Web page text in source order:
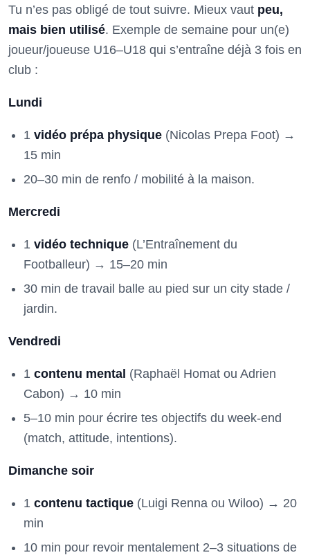
Tu n’es pas obligé de tout suivre. Mieux vaut peu,
mais bien utilisé. Exemple de semaine pour un(e)
joueur/joueuse U16–U18 qui s’entraîne déjà 3 fois en
club :
Lundi
1 vidéo prépa physique (Nicolas Prepa Foot) →
15 min
20–30 min de renfo / mobilité à la maison.
Mercredi
1 vidéo technique (L’Entraînement du
Footballeur) → 15–20 min
30 min de travail balle au pied sur un city stade /
jardin.
Vendredi
1 contenu mental (Raphaël Homat ou Adrien
Cabon) → 10 min
5–10 min pour écrire tes objectifs du week-end
(match, attitude, intentions).
Dimanche soir
1 contenu tactique (Luigi Renna ou Wiloo) → 20
min
10 min pour revoir mentalement 2–3 situations de